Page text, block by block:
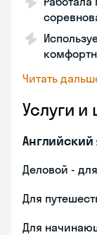
Читать
Услуги и
Английский
Деловой -
Для
Для